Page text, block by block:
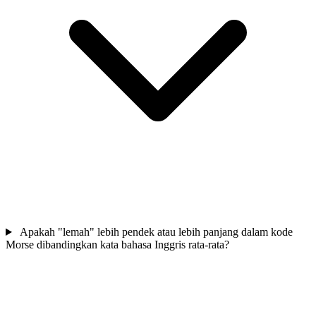
Apakah "lemah" lebih pendek atau lebih panjang dalam kode
Morse dibandingkan kata bahasa Inggris rata-rata?